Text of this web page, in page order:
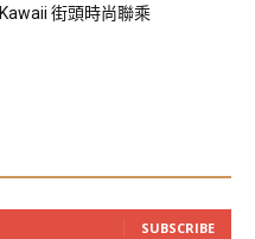
Kawaii 街頭時尚聯乘
SUBSCRIBE